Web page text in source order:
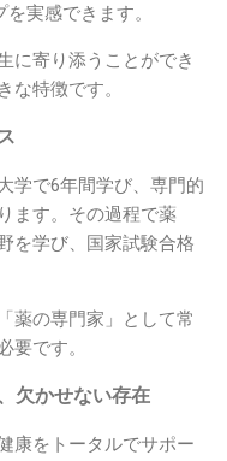
実感できます。
に寄り添うことができ
な特徴です。
学で6年間学び、専門的
ます。その過程で薬
を学び、国家試験合格
薬の専門家」として常
要です。
欠かせない存在
康をトータルでサポー